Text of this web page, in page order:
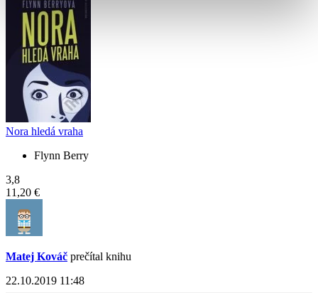
Nora hledá vraha
Flynn Berry
3,8
11,20 €
Matej Kováč prečítal knihu
22.10.2019 11:48